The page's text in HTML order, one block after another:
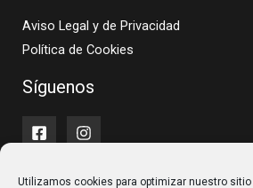
Utilizamos cookies para optimizar nuestro
Aviso Legal y de Privacidad
Política de Cookies
Síguenos